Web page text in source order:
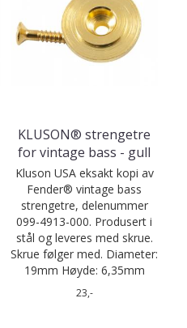
KLUSON® strengetre
for vintage bass - gull
Kluson USA eksakt kopi av
Fender® vintage bass
strengetre, delenummer
099-4913-000. Produsert i
stål og leveres med skrue.
Skrue følger med. Diameter:
19mm Høyde: 6,35mm
23,-